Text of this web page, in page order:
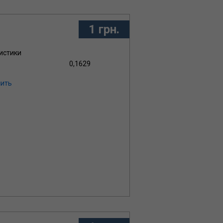
оборудование требуемой
двигателями. Звоните, для
1 грн.
0,1629